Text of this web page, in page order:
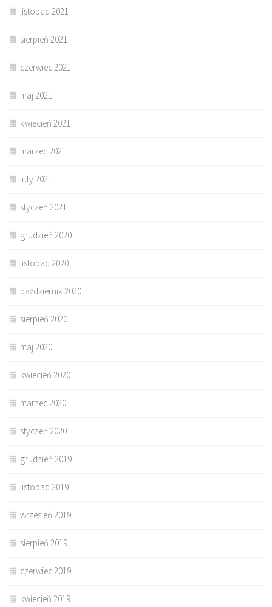
listopad 2021
sierpień 2021
czerwiec 2021
maj 2021
kwiecień 2021
marzec 2021
luty 2021
styczeń 2021
grudzień 2020
listopad 2020
październik 2020
sierpień 2020
maj 2020
kwiecień 2020
marzec 2020
styczeń 2020
grudzień 2019
listopad 2019
wrzesień 2019
sierpień 2019
czerwiec 2019
kwiecień 2019